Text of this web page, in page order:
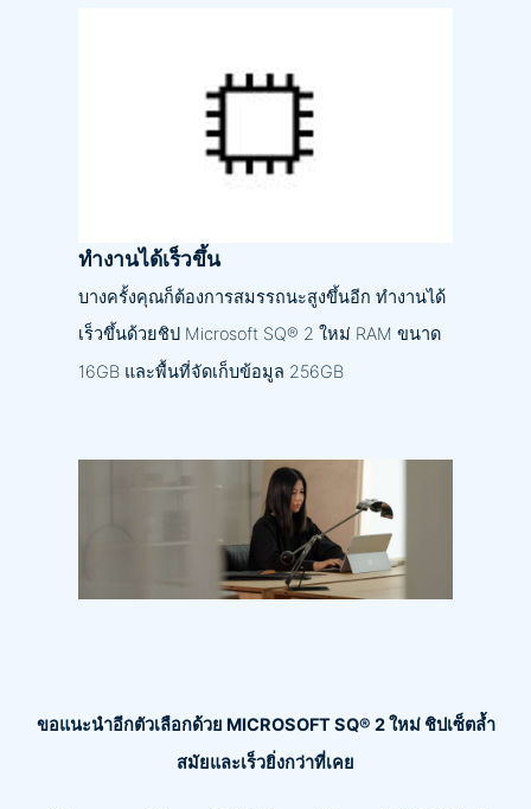
ทำงานได้เร็วขึ้น
บางครั้งคุณก็ต้องการสมรรถนะสูงขึ้นอีก ทำงานได้
เร็วขึ้นด้วยชิป Microsoft SQ® 2 ใหม่ RAM ขนาด
16GB และพื้นที่จัดเก็บข้อมูล 256GB
ขอแนะนำอีกตัวเลือกด้วย MICROSOFT SQ® 2 ใหม่ ชิปเซ็ตล้ำ
สมัยและเร็วยิ่งกว่าที่เคย